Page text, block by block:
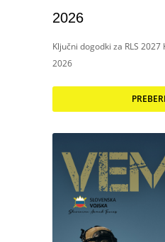
2026
Ključni dogodki za RLS
2026